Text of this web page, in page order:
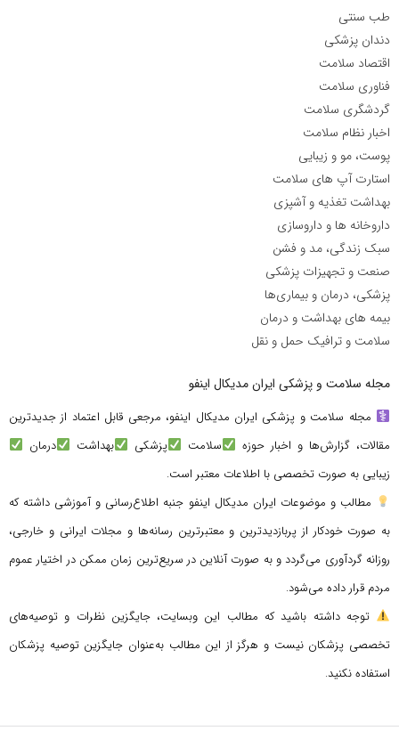
طب سنتی
دندان پزشکی
اقتصاد سلامت
فناوری سلامت
گردشگری سلامت
اخبار نظام سلامت
پوست، مو و زیبایی
استارت آپ های سلامت
بهداشت تغذیه و آشپزی
داروخانه ها و داروسازی
سبک زندگی، مد و فشن
صنعت و تجهیزات پزشکی
پزشکی، درمان و بیماری‌ها
بیمه های بهداشت و درمان
سلامت و ترافیک حمل و نقل
مجله سلامت و پزشکی ایران مدیکال اینفو
مجله سلامت و پزشکی ایران مدیکال اینفو، مرجعی قابل اعتماد از جدیدترین
مقالات، گزارش‌ها و اخبار حوزه
سلامت پزشکی بهداشت
درمان
زیبایی به صورت تخصصی با اطلاعات معتبر است.
مطالب و موضوعات ایران مدیکال اینفو جنبه اطلاع‌رسانی و آموزشی داشته که
به صورت خودکار از پربازدیدترین و معتبرترین رسانه‌ها و مجلات ایرانی و خارجی،
روزانه گردآوری می‌گردد و به صورت آنلاین در سریع‌ترین زمان ممکن در اختیار عموم
مردم قرار داده می‌شود.
توجه داشته باشید که مطالب این وبسایت، جایگزین نظرات و توصیه‌های
تخصصی پزشکان نیست و هرگز از این مطالب به‌عنوان جایگزین توصیه پزشکان
استفاده نکنید.